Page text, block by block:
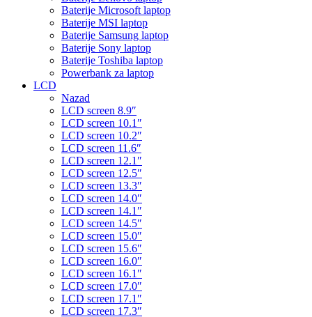
Baterije Microsoft laptop
Baterije MSI laptop
Baterije Samsung laptop
Baterije Sony laptop
Baterije Toshiba laptop
Powerbank za laptop
LCD
Nazad
LCD screen 8.9″
LCD screen 10.1″
LCD screen 10.2″
LCD screen 11.6″
LCD screen 12.1″
LCD screen 12.5″
LCD screen 13.3″
LCD screen 14.0″
LCD screen 14.1″
LCD screen 14.5″
LCD screen 15.0″
LCD screen 15.6″
LCD screen 16.0″
LCD screen 16.1″
LCD screen 17.0″
LCD screen 17.1″
LCD screen 17.3″